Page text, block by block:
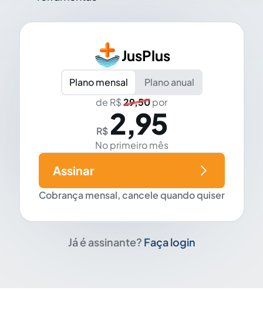
JusPlus
Plano mensal
Plano anual
de R$29,50por
R$ 2,95
No primeiro mês
Cobrança mensal, cancele quando quiser
Assinar
Já é assinante? Faça login